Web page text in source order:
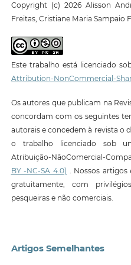
Copyright (c) 2026 Alisson
Freitas, Cristiane Maria Sampaio
Este trabalho está licenciado
Attribution-NonCommercial-
Os autores que publicam na
concordam com os seguintes
autorais e concedem à revista o
o trabalho licenciado sob
Atribuição-NãoComercial-
BY -NC-SA 4.0) . Nossos
gratuitamente, com
pesqueiras e não comerciais.
Artigos Semelhantes